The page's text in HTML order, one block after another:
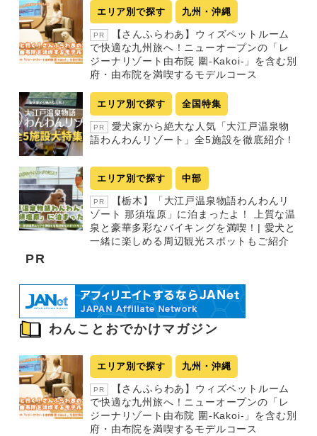
エリア別で探す 九州・沖縄
PR
【さんふらわあ】ウィズペットルーム
で快適な九州旅へ！ニューオープンの「レ
ジーナリゾート由布院 圍-Kakoi-」を含む別
府・由布院を満喫するモデルコース
エリア別で探す 全国特集
PR
愛犬家から絶大な人気「大江戸温泉物
語わんわんリゾート」全5施設を徹底紹介！
エリア別で探す 中部
PR
【栃木】「大江戸温泉物語わんわんリ
ゾート 那須塩原」に泊まったよ！ 上質な温
泉と豪華多彩なバイキングを満喫！| 愛犬と
一緒に楽しめる周辺観光スポットもご紹介
PR
わんことおでかけマガジン
エリア別で探す 九州・沖縄
PR
【さんふらわあ】ウィズペットルーム
で快適な九州旅へ！ニューオープンの「レ
ジーナリゾート由布院 圍-Kakoi-」を含む別
府・由布院を満喫するモデルコース